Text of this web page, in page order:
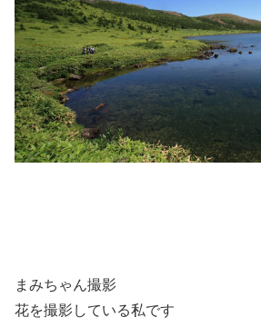
まみちゃん撮影
花を撮影している私です